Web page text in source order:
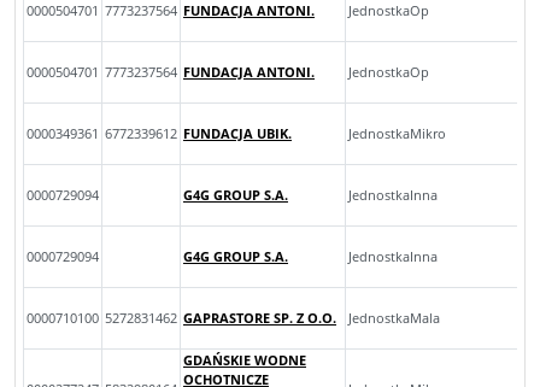
0000504701 7773237564 FUNDACJA ANTONI. JednostkaOp
0000504701 7773237564 FUNDACJA ANTONI. JednostkaOp
0000349361 6772339612 FUNDACJA UBIK. JednostkaMikro
0000729094 G4G GROUP S.A. JednostkaInna
0000729094 G4G GROUP S.A. JednostkaInna
0000710100 5272831462 GAPRASTORE SP. Z O.O. JednostkaMala
GDAŃSKIE WODNE
OCHOTNICZE